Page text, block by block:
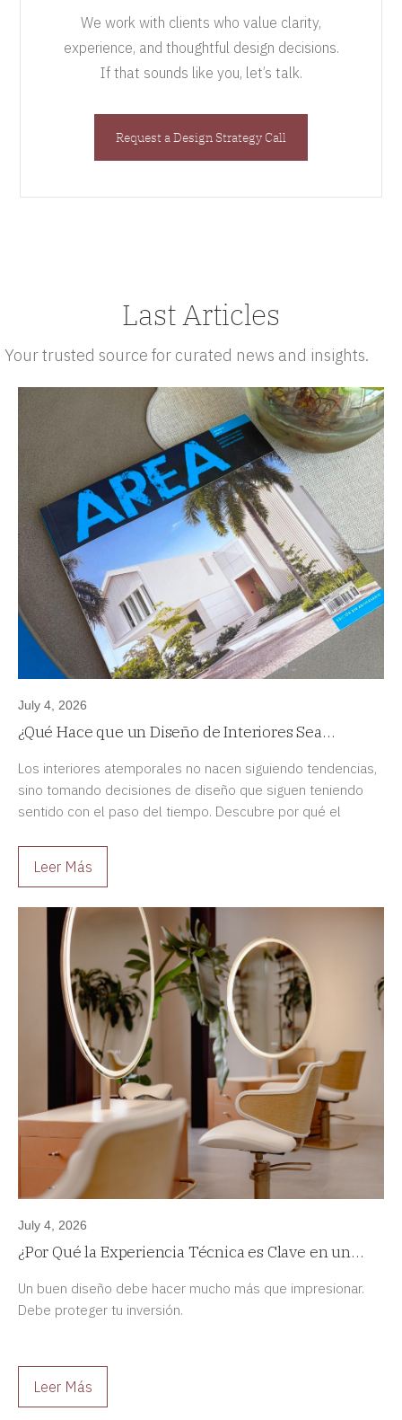
We work with clients who value clarity,
experience, and thoughtful design decisions.
If that sounds like you, let’s talk.
Request a Design Strategy Call
Last Articles
Your trusted source for curated news and insights.
July 4, 2026
¿Qué Hace que un Diseño de Interiores Sea
Los interiores atemporales no nacen siguiendo tendencias,
sino tomando decisiones de diseño que siguen teniendo
sentido con el paso del tiempo. Descubre por qué el
Leer Más
July 4, 2026
¿Por Qué la Experiencia Técnica es Clave en un
Un buen diseño debe hacer mucho más que impresionar.
Debe proteger tu inversión.
Leer Más